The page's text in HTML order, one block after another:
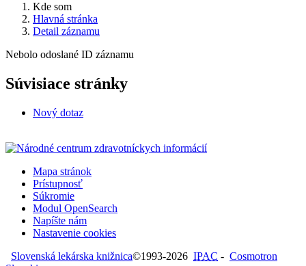
Kde som
Hlavná stránka
Detail záznamu
Nebolo odoslané ID záznamu
Súvisiace stránky
Nový dotaz
Mapa stránok
Prístupnosť
Súkromie
Modul OpenSearch
Napíšte nám
Nastavenie cookies
Slovenská lekárska knižnica©1993-2026 IPAC - Cosmotron